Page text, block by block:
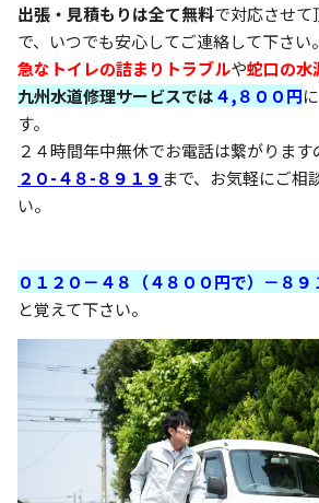
出張・見積もりは全て無料で対応させて
で、いつでも安心してご連絡して下さい。
急なトイレの詰まりトラブルや蛇口の水
九州水道修理サービスでは４,８００円
す。
２４時間年中無休でお電話は繋がります
２０-４８-８９１９ まで、お気軽にご相
い。
０１２０－４８（４８００円で）－８９
と覚えて下さい。